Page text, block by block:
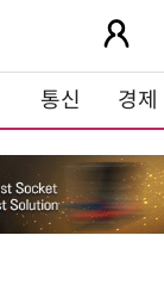
통신 경제